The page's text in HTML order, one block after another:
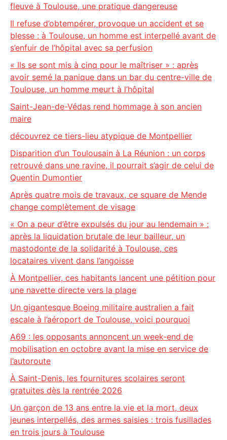
fleuve à Toulouse, une pratique dangereuse
Il refuse d’obtempérer, provoque un accident et se
blesse : à Toulouse, un homme est interpellé avant de
s’enfuir de l’hôpital avec sa perfusion
« Ils se sont mis à cinq pour le maîtriser » : après
avoir semé la panique dans un bar du centre-ville de
Toulouse, un homme meurt à l’hôpital
Saint-Jean-de-Védas rend hommage à son ancien
maire
découvrez ce tiers-lieu atypique de Montpellier
Disparition d’un Toulousain à La Réunion : un corps
retrouvé dans une ravine, il pourrait s’agir de celui de
Quentin Dumontier
Après quatre mois de travaux, ce square de Mende
change complètement de visage
« On a peur d’être expulsés du jour au lendemain » :
après la liquidation brutale de leur bailleur, un
mastodonte de la solidarité à Toulouse, ces
locataires vivent dans l’angoisse
À Montpellier, ces habitants lancent une pétition pour
une navette directe vers la plage
Un gigantesque Boeing militaire australien a fait
escale à l’aéroport de Toulouse, voici pourquoi
A69 : les opposants annoncent un week-end de
mobilisation en octobre avant la mise en service de
l’autoroute
À Saint-Denis, les fournitures scolaires seront
gratuites dès la rentrée 2026
Un garçon de 13 ans entre la vie et la mort, deux
jeunes interpellés, des armes saisies : trois fusillades
en trois jours à Toulouse